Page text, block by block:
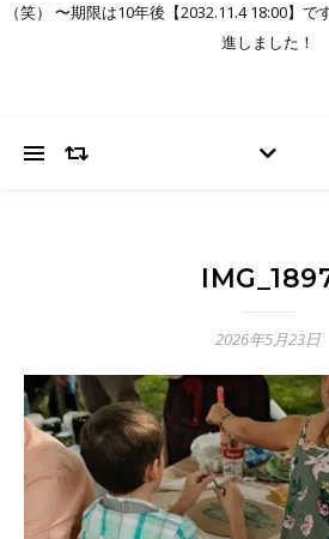
（笑） 〜期限は10年後【2032.11.4 18:00】
進しました！
2026年5月23日